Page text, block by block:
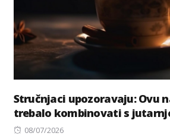
Stručnjaci upozoravaju: Ovu
trebalo kombinovati s
Posted
08/07/2026